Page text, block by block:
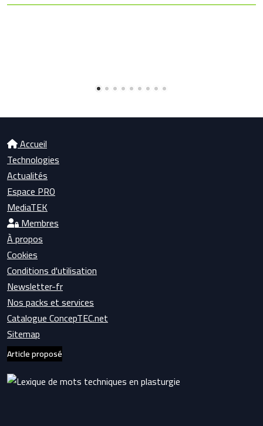
Accueil
Technologies
Actualités
Espace PRO
MediaTEK
Membres
À propos
Cookies
Conditions d'utilisation
Newsletter-fr
Nos packs et services
Catalogue ConcepTEC.net
Sitemap
Article proposé